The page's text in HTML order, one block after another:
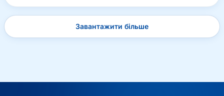
Завантажити більше